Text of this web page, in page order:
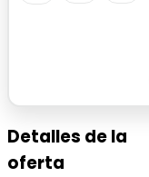
Detalles de la
oferta